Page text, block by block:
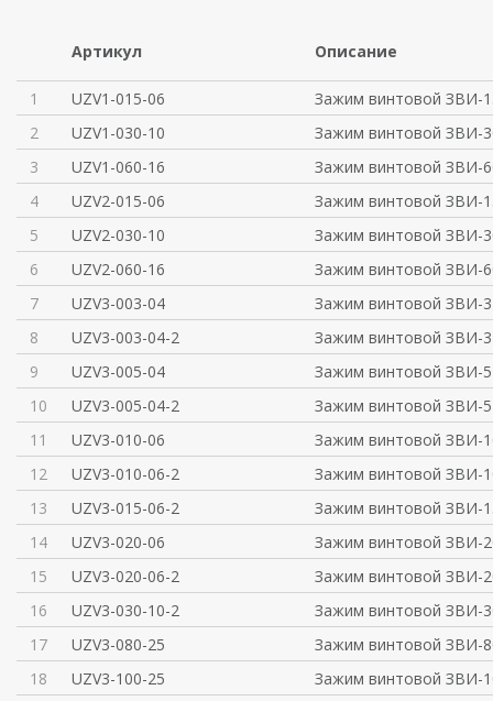
Артикул Описание
1 UZV1-015-06
Зажим винтовой ЗВИ-
2
UZV1-030-10
Зажим винтовой ЗВИ-
3
UZV1-060-16
Зажим винтовой ЗВИ-
4
UZV2-015-06
Зажим винтовой ЗВИ-
5
UZV2-030-10
Зажим винтовой ЗВИ-
6
UZV2-060-16
Зажим винтовой ЗВИ-
7
UZV3-003-04
Зажим винтовой ЗВИ-
8
UZV3-003-04-2
Зажим винтовой ЗВИ-
9
UZV3-005-04
Зажим винтовой ЗВИ-
10
UZV3-005-04-2
Зажим винтовой ЗВИ-
11
UZV3-010-06
Зажим винтовой ЗВИ-
12
UZV3-010-06-2
Зажим винтовой ЗВИ-
13
UZV3-015-06-2
Зажим винтовой ЗВИ-
14
UZV3-020-06
Зажим винтовой ЗВИ-
15
UZV3-020-06-2
Зажим винтовой ЗВИ-
16
UZV3-030-10-2
Зажим винтовой ЗВИ-
17
UZV3-080-25
Зажим винтовой ЗВИ-
18
UZV3-100-25
Зажим винтовой ЗВИ-